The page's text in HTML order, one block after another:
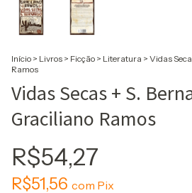
Início > Livros > Ficção > Literatura > Vidas
Ramos
Vidas Secas + S.
Graciliano Ramos
R$54,27
R$51,56 com Pix